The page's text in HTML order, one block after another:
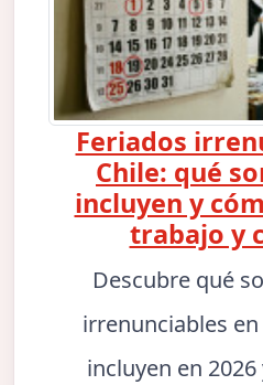
Feriados
Chile: qué
incluyen y
trabajo y
Descubre qué
irrenunciables
incluyen en